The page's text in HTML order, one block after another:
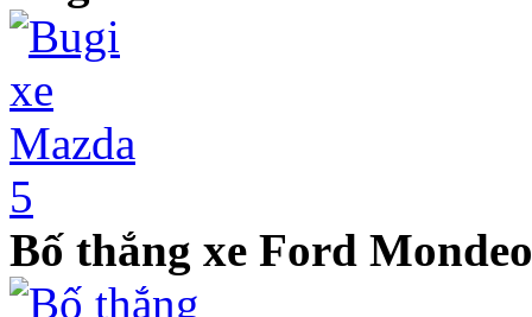
Bố thắng xe Ford Mondeo